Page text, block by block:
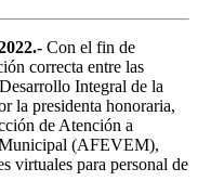
Con el fin de
correcta entre las
Integral de la
la presidenta honoraria,
de Atención a
Municipal (AFEVEM),
virtuales para personal de